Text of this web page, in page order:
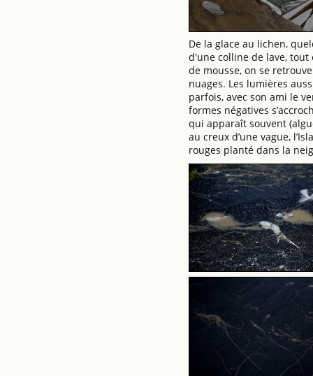
De la glace au lichen,
d'une colline de lave, tout
de mousse, on se
nuages. Les lumières
parfois, avec son ami le
formes négatives
qui apparaît souvent
au creux d’une vague,
rouges planté dans la